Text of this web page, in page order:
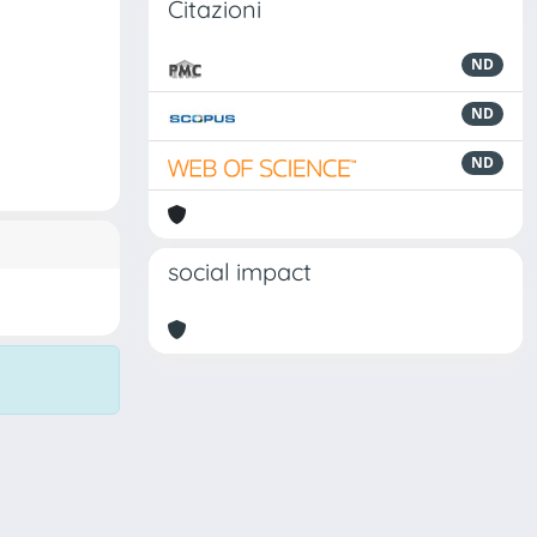
Citazioni
ND
ND
ND
social impact